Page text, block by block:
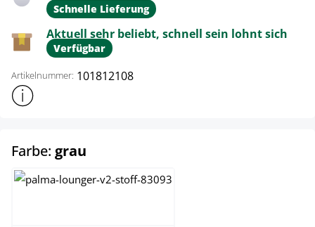
Schnelle Lieferung
Aktuell sehr beliebt, schnell sein lohnt sich
Verfügbar
Artikelnummer: 101812108
Weitere Produktinformationen anzeigen
Farbe: grau